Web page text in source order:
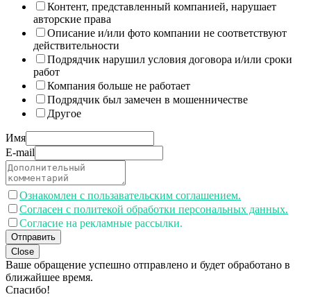
Контент, представленный компанией, нарушает
авторские права
Описание и/или фото компании не соответствуют
действительности
Подрядчик нарушил условия договора и/или сроки
работ
Компания больше не работает
Подрядчик был замечен в мошенничестве
Другое
Имя
E-mail
Ознакомлен с пользавательским соглашением.
Согласен с политекой обработки персональных данных.
Согласие на рекламные рассылки.
Отправить
Close
Ваше обращение успешно отправлено и будет обработано в
ближайшее время.
Спасибо!